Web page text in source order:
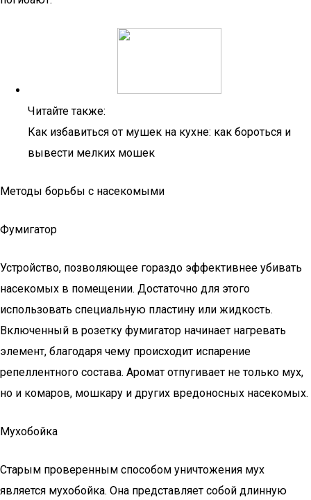
Читайте также:
Как избавиться от мушек на кухне: как бороться и
вывести мелких мошек
Методы борьбы с насекомыми
Фумигатор
Устройство, позволяющее гораздо эффективнее убивать
насекомых в помещении. Достаточно для этого
использовать специальную пластину или жидкость.
Включенный в розетку фумигатор начинает нагревать
элемент, благодаря чему происходит испарение
репеллентного состава. Аромат отпугивает не только мух,
но и комаров, мошкару и других вредоносных насекомых.
Мухобойка
Старым проверенным способом уничтожения мух
является мухобойка. Она представляет собой длинную